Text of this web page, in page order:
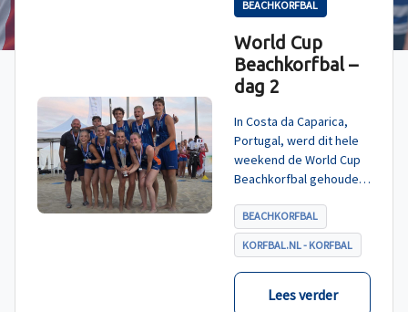
BEACHKORFBAL
World Cup
Beachkorfbal –
dag 2
In Costa da Caparica,
Portugal, werd dit hele
weekend de World Cup
Beachkorfbal gehouden.
tegen België, die
eindigde in shoot-outs,
was het Nederland dat
er met het goud vandoor
BEACHKORFBAL
KORFBAL.NL - KORFBAL
Lees verder